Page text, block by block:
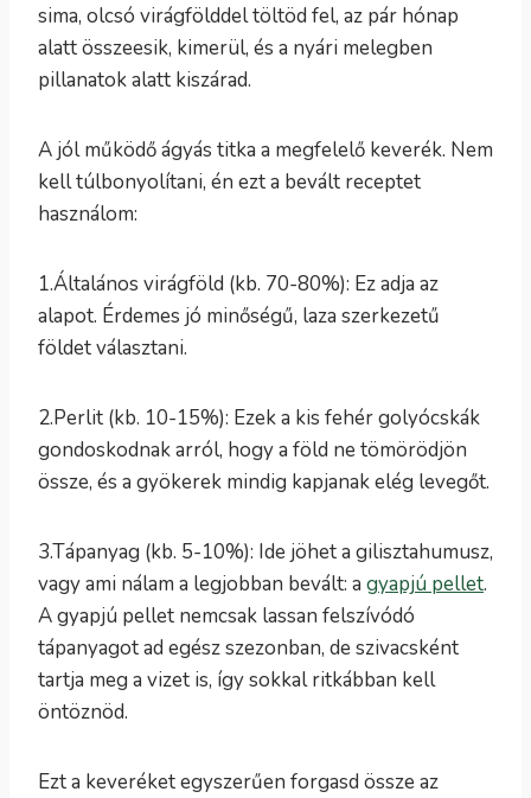
sima, olcsó virágfölddel töltöd fel, az pár hónap
alatt összeesik, kimerül, és a nyári melegben
pillanatok alatt kiszárad.
A jól működő ágyás titka a megfelelő keverék. Nem
kell túlbonyolítani, én ezt a bevált receptet
használom:
1.Általános virágföld (kb. 70-80%): Ez adja az
alapot. Érdemes jó minőségű, laza szerkezetű
földet választani.
2.Perlit (kb. 10-15%): Ezek a kis fehér golyócskák
gondoskodnak arról, hogy a föld ne tömörödjön
össze, és a gyökerek mindig kapjanak elég levegőt.
3.Tápanyag (kb. 5-10%): Ide jöhet a gilisztahumusz,
vagy ami nálam a legjobban bevált: a gyapjú pellet.
A gyapjú pellet nemcsak lassan felszívódó
tápanyagot ad egész szezonban, de szivacsként
tartja meg a vizet is, így sokkal ritkábban kell
öntöznöd.
Ezt a keveréket egyszerűen forgasd össze az